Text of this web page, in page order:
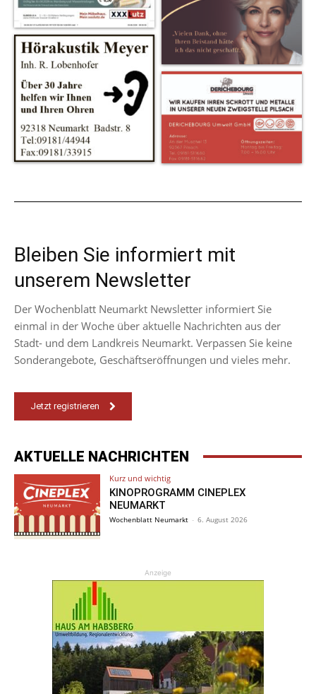
Bleiben Sie informiert mit
unserem Newsletter
Der Wochenblatt Neumarkt Newsletter informiert Sie
einmal in der Woche über aktuelle Nachrichten aus der
Stadt- und dem Landkreis Neumarkt. Verpassen Sie keine
Sonderangebote, Geschäftseröffnungen und vieles mehr.
Jetzt registrieren
AKTUELLE NACHRICHTEN
Kurz und wichtig
KINOPROGRAMM CINEPLEX
NEUMARKT
Wochenblatt Neumarkt - 6. August 2026
Anzeige